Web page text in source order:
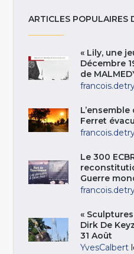
ARTICLES POPULAIRES
« Lily, une
Décembre
de
L’ensemble
Ferret
Le 300
Guerre
«
Dirk De
31 Août
YvesCalbert